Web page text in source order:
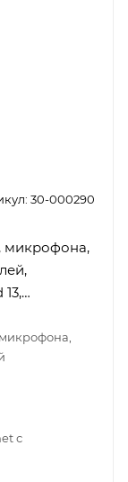
30-000290
микрофона,
с